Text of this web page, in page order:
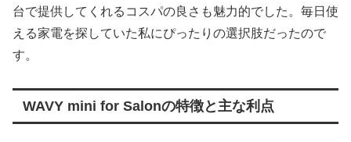
台で提供してくれるコスパの良さも魅力的でした。毎日使
える家電を探していた私にぴったりの選択肢だったので
す。
WAVY mini for Salonの特徴と主な利点